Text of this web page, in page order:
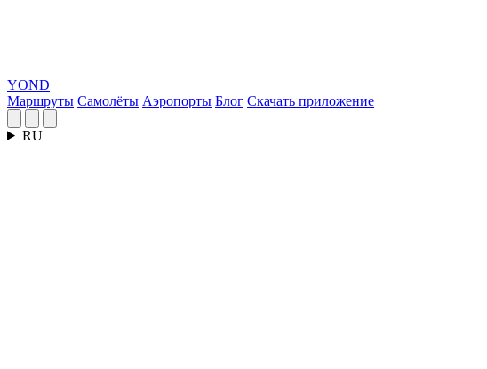
YOND
Маршруты Самолёты Аэропорты Блог Скачать приложение
RU